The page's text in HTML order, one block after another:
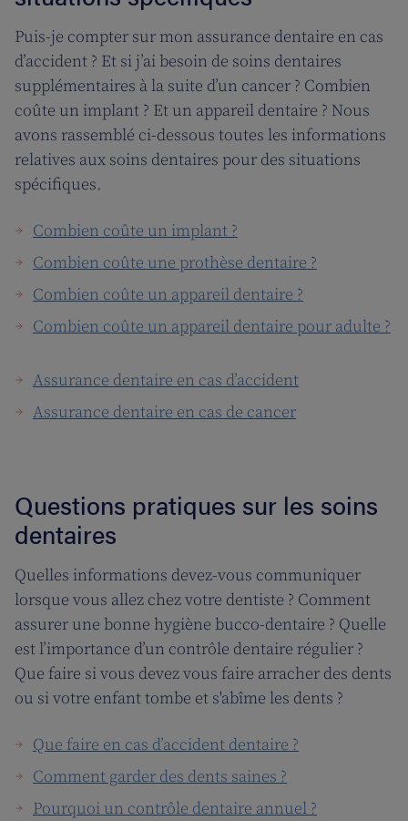
Puis-je compter sur mon assurance dentaire en cas
d’accident ? Et si j’ai besoin de soins dentaires
supplémentaires à la suite d’un cancer ? Combien
coûte un implant ? Et un appareil dentaire ? Nous
avons rassemblé ci-dessous toutes les informations
relatives aux soins dentaires pour des situations
spécifiques.
Combien coûte un implant ?
Combien coûte une prothèse dentaire ?
Combien coûte un appareil dentaire ?
Combien coûte un appareil dentaire pour adulte ?
Assurance dentaire en cas d’accident
Assurance dentaire en cas de cancer
Questions pratiques sur les soins
dentaires
Quelles informations devez-vous communiquer
lorsque vous allez chez votre dentiste ? Comment
assurer une bonne hygiène bucco-dentaire ? Quelle
est l’importance d’un contrôle dentaire régulier ?
Que faire si vous devez vous faire arracher des dents
ou si votre enfant tombe et s'abîme les dents ?
Que faire en cas d’accident dentaire ?
Comment garder des dents saines ?
Pourquoi un contrôle dentaire annuel ?